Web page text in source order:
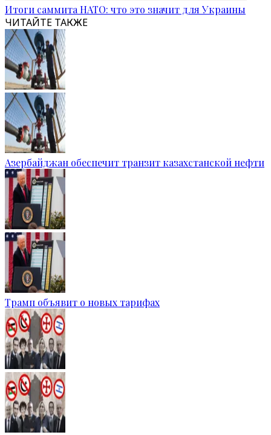
Итоги саммита НАТО: что это значит для Украины
ЧИТАЙТЕ ТАКЖЕ
Азербайджан обеспечит транзит казахстанской нефти
Трамп объявит о новых тарифах